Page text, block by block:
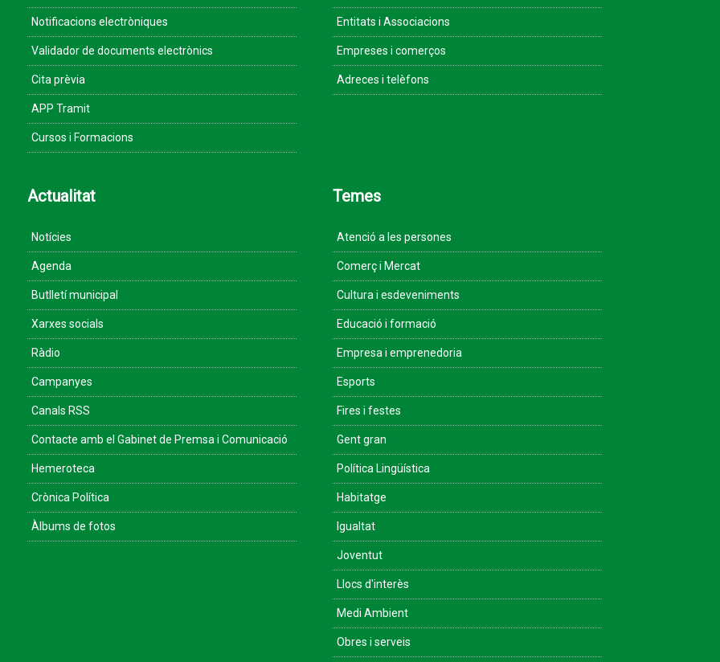
Notificacions electròniques
Validador de documents electrònics
Cita prèvia
APP Tramit
Cursos i Formacions
Entitats i Associacions
Empreses i comerços
Adreces i telèfons
Actualitat
Notícies
Agenda
Butlletí municipal
Xarxes socials
Ràdio
Campanyes
Canals RSS
Contacte amb el Gabinet de Premsa i Comunicació
Hemeroteca
Crònica Política
Àlbums de fotos
Temes
Atenció a les persones
Comerç i Mercat
Cultura i esdeveniments
Educació i formació
Empresa i emprenedoria
Esports
Fires i festes
Gent gran
Política Lingüística
Habitatge
Igualtat
Joventut
Llocs d'interès
Medi Ambient
Obres i serveis